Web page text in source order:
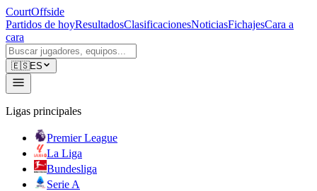
CourtOffside
Partidos de hoyResultadosClasificacionesNoticiasFichajesCara a
cara
🇪🇸ES
Ligas principales
Premier League
La Liga
Bundesliga
Serie A